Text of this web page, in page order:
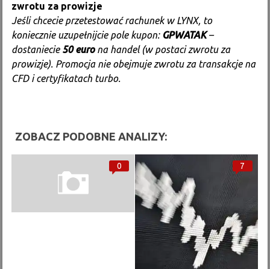
zwrotu za prowizje
Jeśli chcecie przetestować rachunek w LYNX, to
koniecznie uzupełnijcie pole kupon: GPWATAK–
dostaniecie 50 eurona handel (w postaci zwrotu za
prowizje). Promocja nie obejmuje zwrotu za transakcje na
CFD i certyfikatach turbo.
ZOBACZ PODOBNE ANALIZY:
0 7